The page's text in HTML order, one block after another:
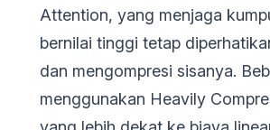
Attention, yang menjaga
bernilai tinggi tetap
dan mengompresi sisanya.
menggunakan Heavily